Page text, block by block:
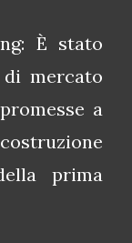
È stato
mercato
a
prima